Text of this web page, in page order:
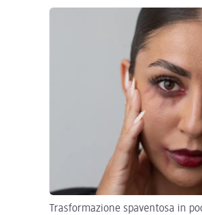
Trasformazione spaventosa in